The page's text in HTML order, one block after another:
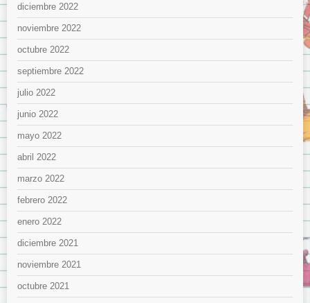
diciembre 2022
noviembre 2022
octubre 2022
septiembre 2022
julio 2022
junio 2022
mayo 2022
abril 2022
marzo 2022
febrero 2022
enero 2022
diciembre 2021
noviembre 2021
octubre 2021